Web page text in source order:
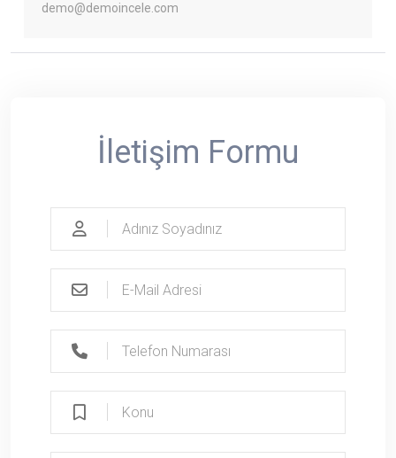
demo@demoincele.com
İletişim Formu